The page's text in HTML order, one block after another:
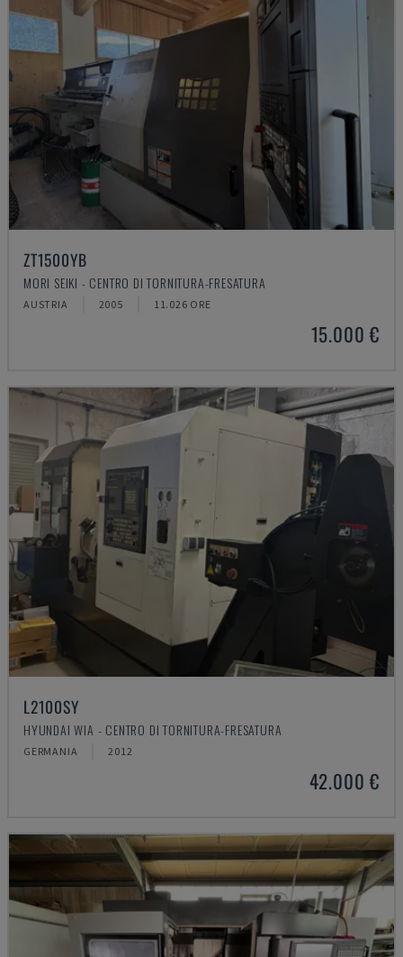
ZT1500YB
MORI SEIKI - CENTRO DI TORNITURA-FRESATURA
AUSTRIA 2005 11.026 ORE
15.000 €
L2100SY
HYUNDAI WIA - CENTRO DI TORNITURA-FRESATURA
GERMANIA 2012
42.000 €